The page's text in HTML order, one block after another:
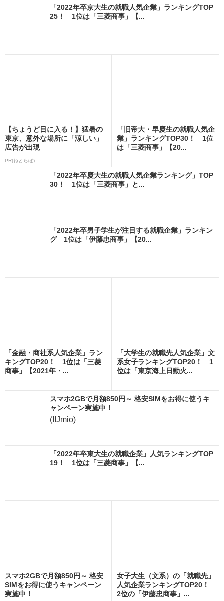
「2022年卒京大生の就職人気企業」ランキングTOP
25！ 1位は「三菱商事」【...
【ちょうど目に入る！】猛暑の
東京、意外な場所に「涼しい」
広告が出現
PR(ねとらぼ)
「旧帝大・早慶生の就職人気企
業」ランキングTOP30！ 1位
は「三菱商事」【20...
「2022年卒慶大生の就職人気企業ランキング」TOP
30！ 1位は「三菱商事」と...
「2022年卒男子学生が注目する就職企業」ランキン
グ 1位は「伊藤忠商事」【20...
「金融・商社系人気企業」ラン
キングTOP20！ 1位は「三菱
商事」【2021年・...
「大学生の就職先人気企業」文
系女子ランキングTOP20！ 1
位は「東京海上日動火...
スマホ2GBで月額850円～ 格安SIMをお得に使うキ
ャンペーン実施中！
(IIJmio)
「2022年卒東大生の就職企業」人気ランキングTOP
19！ 1位は「三菱商事」【...
スマホ2GBで月額850円～ 格安
SIMをお得に使うキャンペーン
実施中！
女子大生（文系）の「就職先」
人気企業ランキングTOP20！
2位の「伊藤忠商事」...